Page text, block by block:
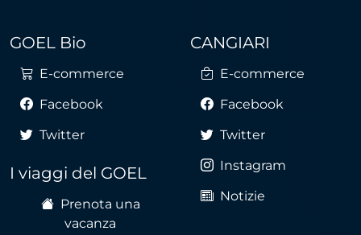
GOEL Bio
E-commerce
Facebook
Twitter
I viaggi del GOEL
Prenota una
vacanza
CANGIARI
E-commerce
Facebook
Twitter
Instagram
Notizie